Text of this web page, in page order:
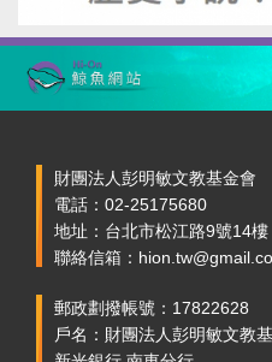
財團法人彭明敏文教基金會
電話：02-25175680
地址：台北市松江路9號14樓
聯絡信箱：
郵政劃撥帳號：17822628
戶名：財團法人彭明敏文教